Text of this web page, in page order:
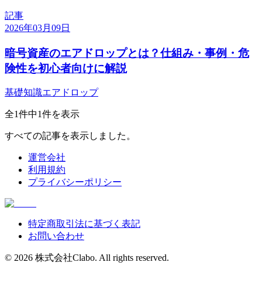
記事
2026年03月09日
暗号資産のエアドロップとは？仕組み・事例・危
険性を初心者向けに解説
基礎知識エアドロップ
全1件中1件を表示
すべての記事を表示しました。
運営会社
利用規約
プライバシーポリシー
特定商取引法に基づく表記
お問い合わせ
© 2026 株式会社Clabo. All rights reserved.